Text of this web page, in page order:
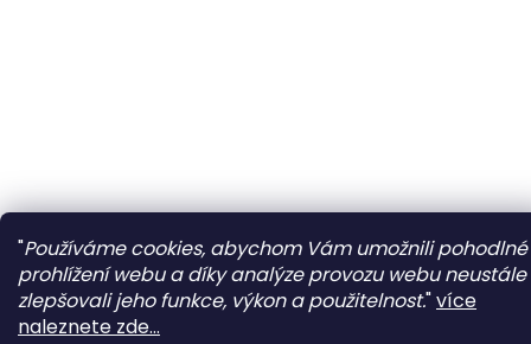
"Používáme cookies, abychom Vám umožnili pohodlné
prohlížení webu a díky analýze provozu webu neustále
zlepšovali jeho funkce, výkon a použitelnost."více
naleznete zde...